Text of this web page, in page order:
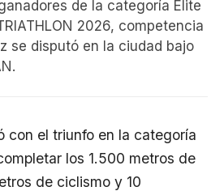
de la categoría Elite
2026, competencia
se disputó en la ciudad bajo
con el triunfo en la categoría
los 1.500 metros de
de ciclismo y 10